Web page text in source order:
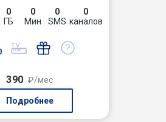
0
ГБ
0
Мин
0
SMS
0
каналов
390 ₽/мес
Подробнее